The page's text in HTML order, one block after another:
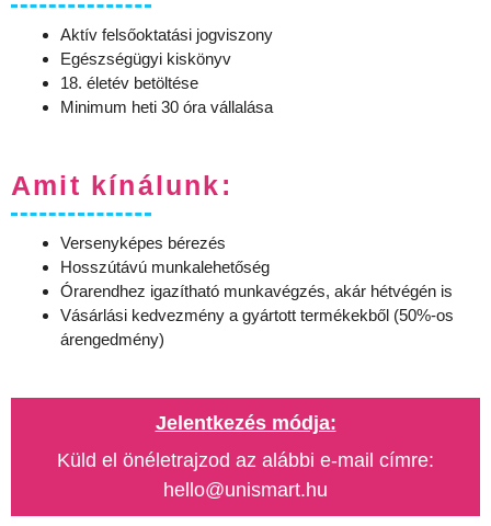
Aktív felsőoktatási jogviszony
Egészségügyi kiskönyv
18. életév betöltése
Minimum heti 30 óra vállalása
Amit kínálunk:
Versenyképes bérezés
Hosszútávú munkalehetőség
Órarendhez igazítható munkavégzés, akár hétvégén is
Vásárlási kedvezmény a gyártott termékekből (50%-os
árengedmény)
Jelentkezés módja:
Küld el önéletrajzod az alábbi e-mail címre:
hello@unismart.hu